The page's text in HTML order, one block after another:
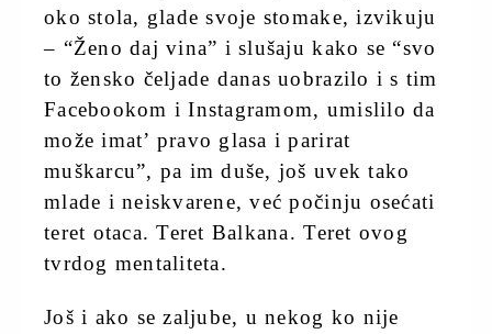
oko stola, glade svoje stomake, izvikuju
– “Ženo daj vina” i slušaju kako se “svo
to žensko čeljade danas uobrazilo i s tim
Facebookom i Instagramom, umislilo da
može imat’ pravo glasa i parirat
muškarcu”, pa im duše, još uvek tako
mlade i neiskvarene, već počinju osećati
teret otaca. Teret Balkana. Teret ovog
tvrdog mentaliteta.
Još i ako se zaljube, u nekog ko nije